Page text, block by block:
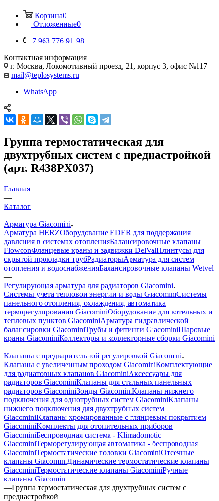
Корзина0
Отложенные0
+7 963 776-91-98
Контактная информация
г. Москва, Локомотивный проезд, 21, корпус 3, офис №117
mail@teplosystems.ru
WhatsApp
Группа термостатическая для
двухтрубных систем с преднастройкой
(арт. R438PX037)
Главная
—
Каталог
—
Арматура Giacomini
Арматура HERZОборудование EDER для поддержания
давления в системах отопленияБалансировочные клапаны
FlowconФланцевые краны и задвижки DelValПлинтусы для
скрытой прокладки трубРадиаторыАрматура для систем
отопления и водоснабженияБалансировочные клапаны Wetvel
—
Регулирующая арматура для радиаторов Giacomini
Системы учета тепловой энергии и воды GiacominiСистемы
панельного отопления, охлаждения, автоматика
терморегулирования GiacominiОборудование для котельных и
тепловых пунктов GiacominiАрматура гидравлической
балансировки GiacominiТрубы и фитинги GiacominiШаровые
краны GiacominiКоллекторы и коллекторные сборки Giacomini
—
Клапаны с предварительной регулировкой Giacomini
Клапаны с увеличенным проходом GiacominiКомплектующие
для радиаторных клапанов GiacominiАксессуары для
радиаторов GiacominiКлапаны для стальных панельных
радиаторов GiacominiЗонды GiacominiКлапаны нижнего
подключения для однотрубных систем GiacominiКлапаны
нижнего подключения для двухтрубных систем
GiacominiKлапаны хромированные с глянцевым покрытием
GiacominiKомплекты для отопительных приборов
GiacominiБеспроводная система - Klimadomotic
GiacominiТерморегулирующая автоматика - беспроводная
GiacominiТермостатические головки GiacominiОтсечные
клапаны GiacominiДинамические термостатические клапаны
GiacominiТермостатические клапаны GiacominiРучные
клапаны Giacomini
—Группа термостатическая для двухтрубных систем с
преднастройкой